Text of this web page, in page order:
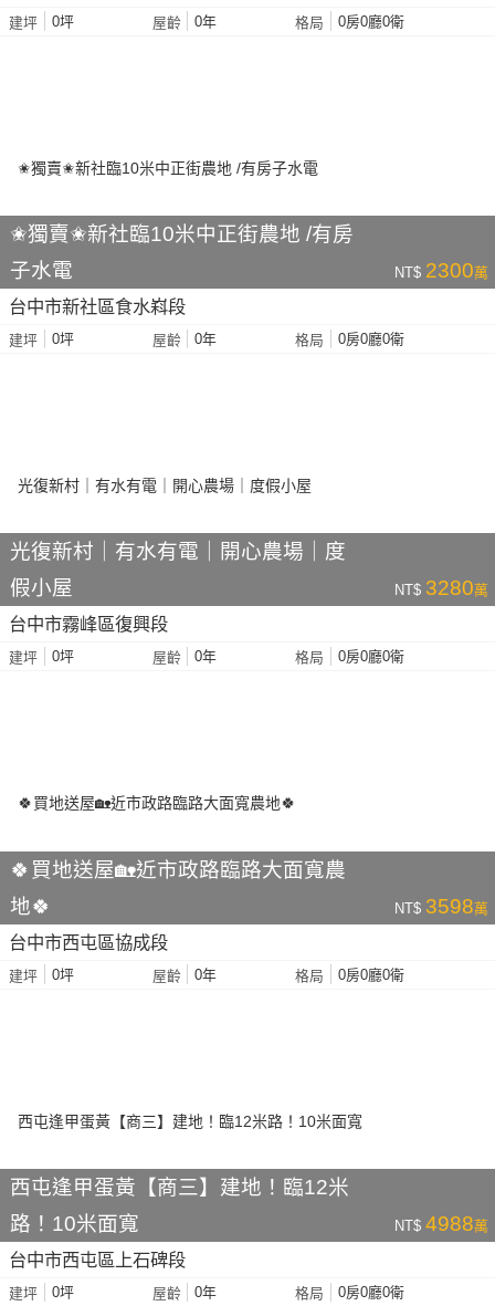
建坪 0坪 屋齡 0年 格局 0房0廳0衛
✬獨賣✬新社臨10米中正街農地 /有房
子水電
NT$ 2300萬
台中市新社區食水嵙段
建坪 0坪 屋齡 0年 格局 0房0廳0衛
光復新村｜有水有電｜開心農場｜度
假小屋
NT$ 3280萬
台中市霧峰區復興段
建坪 0坪 屋齡 0年 格局 0房0廳0衛
🍀買地送屋🏡近市政路臨路大面寬農
地🍀
NT$ 3598萬
台中市西屯區協成段
建坪 0坪 屋齡 0年 格局 0房0廳0衛
西屯逢甲蛋黃【商三】建地！臨12米
路！10米面寬
NT$ 4988萬
台中市西屯區上石碑段
建坪 0坪 屋齡 0年 格局 0房0廳0衛